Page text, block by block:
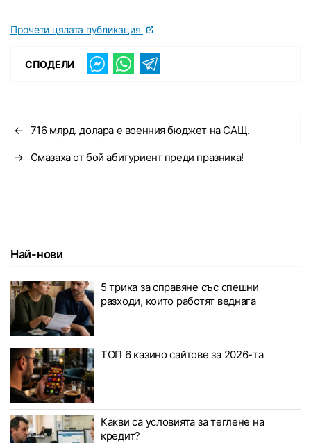
Прочети цялата публикация
СПОДЕЛИ
← 716 млрд. долара е военния бюджет на САЩ.
→ Смазаха от бой абитуриент преди празника!
Най-нови
5 трика за справяне със спешни
разходи, които работят веднага
ТОП 6 казино сайтове за 2026-та
Какви са условията за теглене на
кредит?